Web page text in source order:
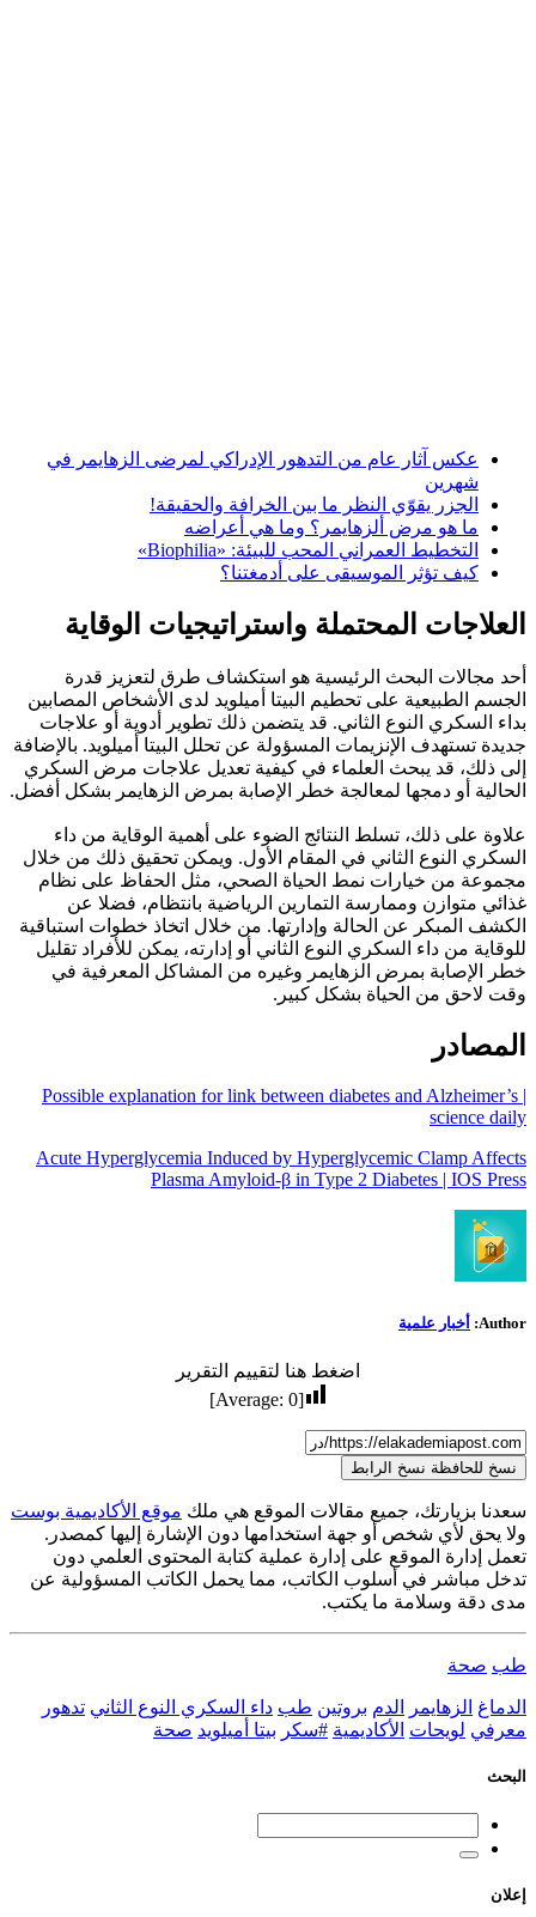
عكس آثار عام من التدهور الإدراكي لمرضى الزهايمر في
شهرين
الجزر يقوّي النظر ما بين الخرافة والحقيقة!
ما هو مرض ألزهايمر؟ وما هي أعراضه
التخطيط العمراني المحب للبيئة: «Biophilia»
كيف تؤثر الموسيقى على أدمغتنا؟
العلاجات المحتملة واستراتيجيات الوقاية
أحد مجالات البحث الرئيسية هو استكشاف طرق لتعزيز قدرة
الجسم الطبيعية على تحطيم البيتا أميلويد لدى الأشخاص المصابين
بداء السكري النوع الثاني. قد يتضمن ذلك تطوير أدوية أو علاجات
جديدة تستهدف الإنزيمات المسؤولة عن تحلل البيتا أميلويد. بالإضافة
إلى ذلك، قد يبحث العلماء في كيفية تعديل علاجات مرض السكري
الحالية أو دمجها لمعالجة خطر الإصابة بمرض الزهايمر بشكل أفضل.
علاوة على ذلك، تسلط النتائج الضوء على أهمية الوقاية من داء
السكري النوع الثاني في المقام الأول. ويمكن تحقيق ذلك من خلال
مجموعة من خيارات نمط الحياة الصحي، مثل الحفاظ على نظام
غذائي متوازن وممارسة التمارين الرياضية بانتظام، فضلا عن
الكشف المبكر عن الحالة وإدارتها. من خلال اتخاذ خطوات استباقية
للوقاية من داء السكري النوع الثاني أو إدارته، يمكن للأفراد تقليل
خطر الإصابة بمرض الزهايمر وغيره من المشاكل المعرفية في
وقت لاحق من الحياة بشكل كبير.
المصادر
Possible explanation for link between diabetes and Alzheimer’s |
science daily
Acute Hyperglycemia Induced by Hyperglycemic Clamp Affects
Plasma Amyloid-β in Type 2 Diabetes | IOS Press
Author: أخبار علمية
اضغط هنا لتقييم التقرير
[Average:
0
]
نسخ للحافظةنسخ الرابط
سعدنا بزيارتك، جميع مقالات الموقع هي ملك موقع الأكاديمية بوست
ولا يحق لأي شخص أو جهة استخدامها دون الإشارة إليها كمصدر.
تعمل إدارة الموقع على إدارة عملية كتابة المحتوى العلمي دون
تدخل مباشر في أسلوب الكاتب، مما يحمل الكاتب المسؤولية عن
مدى دقة وسلامة ما يكتب.
طب صحة
الدماغ الزهايمر الدم بروتين طب داء السكري النوع الثاني تدهور
معرفي لويحات الأكاديمية #سكر بيتا أميلويد صحة
البحث
إعلان